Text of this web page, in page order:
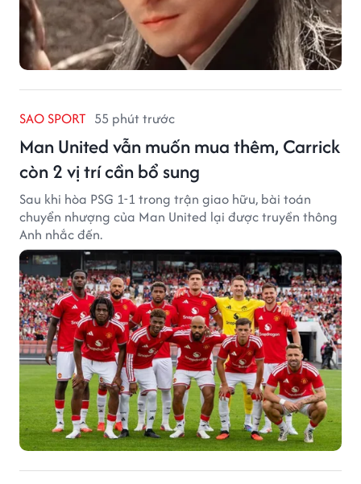
SAO SPORT 55 phút trước
Man United vẫn muốn mua thêm, Carrick
còn 2 vị trí cần bổ sung
Sau khi hòa PSG 1-1 trong trận giao hữu, bài toán
chuyển nhượng của Man United lại được truyền thông
Anh nhắc đến.